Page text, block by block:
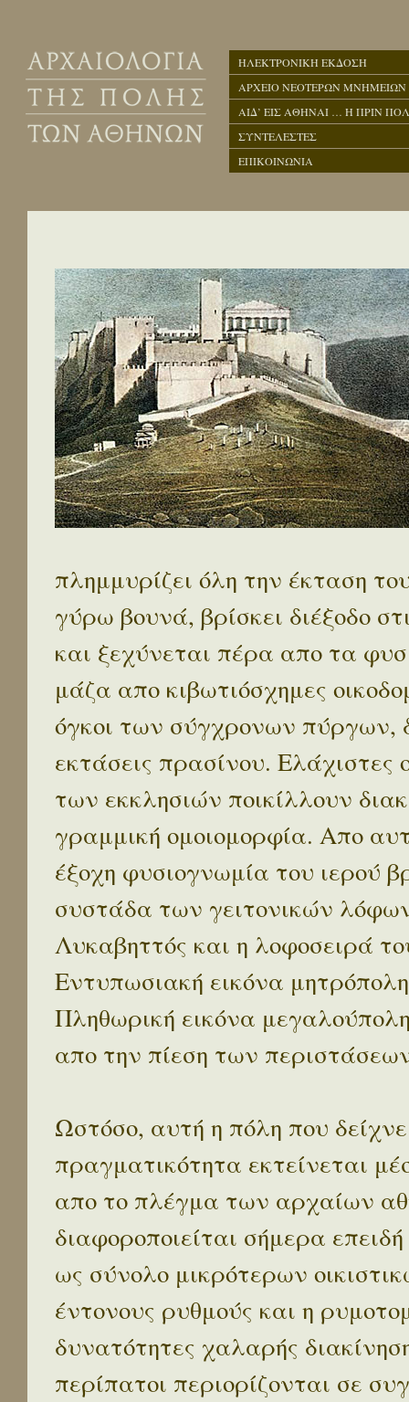
ΗΛΕΚΤΡΟΝΙΚΗ ΕΚΔΟΣΗ
ΑΡΧΕΙΟ ΝΕΟΤΕΡΩΝ ΜΝΗΜΕΙΩΝ
ΑΙΔ’ ΕΙΣ ΑΘΗΝΑΙ … Η ΠΡΙΝ
ΣΥΝΤΕΛΕΣΤΕΣ
ΕΠΙΚΟΙΝΩΝΙΑ
πλημμυρίζει όλη την έκταση
γύρω βουνά, βρίσκει διέξοδο
και ξεχύνεται πέρα απο τα
μάζα απο κιβωτιόσχημες
όγκοι των σύγχρονων πύργων,
εκτάσεις πρασίνου.
των εκκλησιών ποικίλλουν
γραμμική ομοιομορφία. Απο
έξοχη φυσιογνωμία του ιερού
συστάδα των γειτονικών
Λυκαβηττός και η λοφοσειρά
Εντυπωσιακή εικόνα
Πληθωρική εικόνα
απο την πίεση των
Ωστόσο, αυτή η πόλη που
πραγματικότητα εκτείνεται
απο το πλέγμα των αρχαίων
διαφοροποιείται σήμερα
ως σύνολο μικρότερων
έντονους ρυθμούς και η
δυνατότητες χαλαρής
περίπατοι περιορίζονται σε